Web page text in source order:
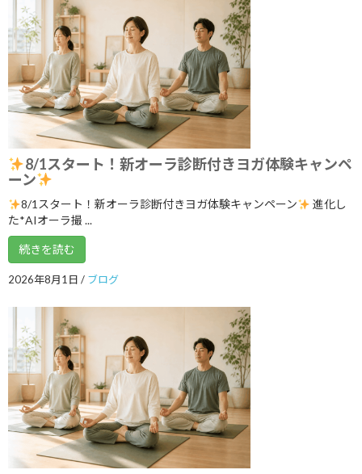
2025年9月
2025年8月
2025年7月
2025年6月
2025年5月
2025年4月
2025年3月
2025年2月
2025年1月
2024年11月
2024年10月
2024年9月
2024年8月
2024年7月
2024年6月
8/1スタート！新オーラ診断付きヨガ体験キャンペ
ーン
8/1スタート！新オーラ診断付きヨガ体験キャンペーン
進化し
た*AIオーラ撮 ...
続きを読む
2026年8月1日 / ブログ